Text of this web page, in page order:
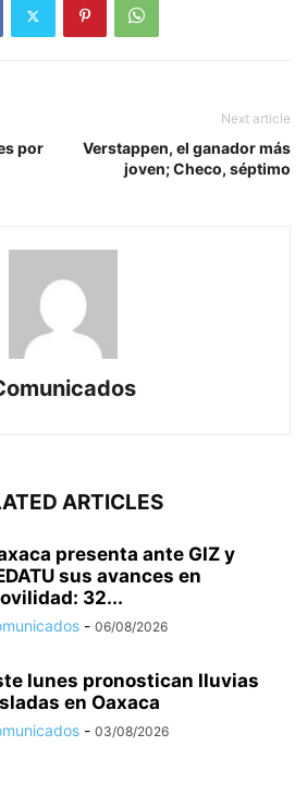
por
Next article
Verstappen, el ganador más
joven; Checo, séptimo
ARTICLES
presenta ante GIZ y
sus avances en
32...
- 06/08/2026
lunes pronostican lluvias
en Oaxaca
- 03/08/2026